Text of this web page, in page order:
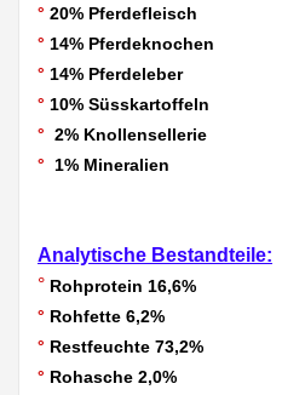
° 20% Pferdefleisch
° 14% Pferdeknochen
° 14% Pferdeleber
° 10% Süsskartoffeln
° 2% Knollensellerie
°
1% Mineralien
Analytische Bestandteile:
° Rohprotein 16,6%
° Rohfette 6,2%
° Restfeuchte 73,2%
° Rohasche 2,0%